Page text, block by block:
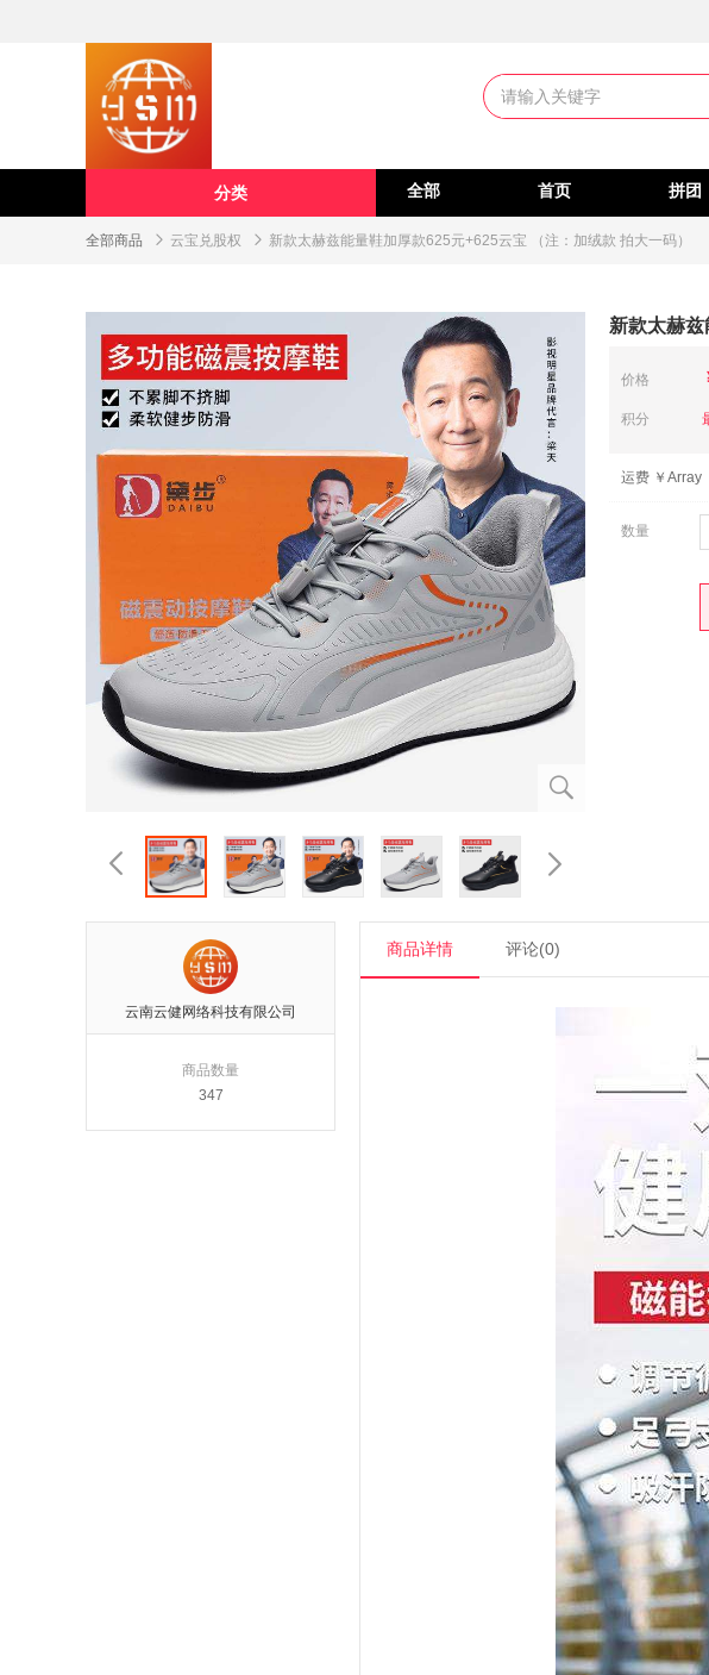
全部 首页 拼团
分类
全部商品  云宝兑股权  新款太赫兹能量鞋加厚款625元+625云宝 （注：加绒款 拍大一码）

 
新款太赫兹
价格
积分
运费 ￥Array
数量
云南云健网络科技有限公司
商品数量
347
商品详情 评论(0)